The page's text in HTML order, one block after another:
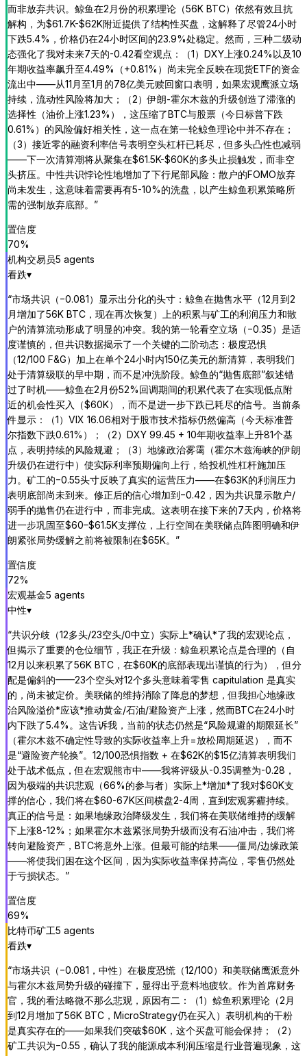
而非放弃共识。鲸鱼在2月份的积累理论（56K BTC）依然有效且抗
解构，为$61.7K-$62K附近提供了结构性买盘，这解释了尽管24小时
下跌5.4%，价格仍在24小时区间的23.9%处稳定。然而，三种二级动
态强化了我对未来7天的-0.42看空观点：（1）DXY上涨0.24%以及10
年期收益率飙升至4.49%（+0.81%）尚未完全反映在现货ETF的资金
流出中——从11月至1月的78亿美元赎回窗口表明，如果宏观鹰派立场
持续，流动性风险将加大；（2）伊朗-霍尔木兹的升级创造了滞涨的
选择性（油价上涨1.23%），这压缩了BTC与股票（今日标普下跌
0.61%）的风险偏好相关性，这一点在第一轮鲸鱼理论中并不存在；
（3）接近零的融资利率信号表明空头杠杆已耗尽，但多头凸性也减弱
——下一次清算潮将从聚集在$61.5K-$60K的多头止损触发，而非空
头挤压。中性共识悖论性地增加了下行尾部风险：散户的FOMO放弃
尚未发生，这意味着需要再有5-10%的洗盘，以产生鲸鱼积累策略所
需的强制放弃底部。 ”
置信度
70%
机构交易员5 agents
看跌▾
“市场共识（−0.081）显示出分化的头寸：鲸鱼在抛售水平（12月到2
月增加了56K BTC，现在再次恢复）上的积累与矿工的利润压力和散
户的清算流动形成了明显的冲突。我的第一轮看空立场（−0.35）是适
度谨慎的，但共识数据揭示了一个关键的二阶动态：极度恐惧
（12/100 F&G）加上在单个24小时内150亿美元的新清算，表明我们
处于清算级联的早中期，而不是冲洗阶段。鲸鱼的“抛售底部”叙述错
过了时机——鲸鱼在2月份52%回调期间的积累代表了在实现低点附
近的机会性买入（$60K），而不是进一步下跌已耗尽的信号。当前条
件显示：（1）VIX 16.06相对于股市技术指标仍然偏高（今天标准普
尔指数下跌0.61%）；（2）DXY 99.45 + 10年期收益率上升81个基
点，表明持续的风险规避；（3）地缘政治雾霭（霍尔木兹海峡的伊朗
升级仍在进行中）使实际利率预期偏向上行，给投机性杠杆施加压
力。矿工的−0.55头寸反映了真实的运营压力——在$63K的利润压力
表明底部尚未到来。修正后的信心增加到−0.42，因为共识显示散户/
弱手的抛售仍在进行中，而非完成。这表明在接下来的7天内，价格将
进一步巩固至$60–$61.5K支撑位，上行空间在美联储点阵图明确和伊
朗紧张局势缓解之前将被限制在$65K。 ”
置信度
72%
宏观基金5 agents
中性▾
“共识分歧（12多头/23空头/0中立）实际上*确认*了我的宏观论点，
但揭示了重要的仓位细节，我正在升级：鲸鱼积累论点是合理的（自
12月以来积累了56K BTC，在$60K的底部表现出谨慎的行为），但分
配是偏斜的——23个空头对12个多头意味着零售 capitulation 是真实
的，尚未被定价。美联储的维持消除了降息的梦想，但我担心地缘政
治风险溢价*应该*推动黄金/石油/避险资产上涨，然而BTC在24小时
内下跌了5.4%。这告诉我，当前的状态仍然是“风险规避的期限延长”
（霍尔木兹不确定性导致的实际收益率上升=放松周期延迟），而不
是“避险资产轮换”。12/100恐惧指数 + 在$62K的$15亿清算表明我们
处于战术低点，但在宏观熊市中——我将评级从-0.35调整为-0.28，
因为极端的共识悲观（66%的参与者）实际上*增加*了我对$60K支
撑的信心，我们将在$60-67K区间横盘2-4周，直到宏观雾霾持续。
真正的信号是：如果地缘政治降级发生，我们将在美联储维持的缓解
下上涨8-12%；如果霍尔木兹紧张局势升级而没有石油冲击，我们将
转向避险资产，BTC将意外上涨。但最可能的结果——僵局/边缘政策
——将使我们困在这个区间，因为实际收益率保持高位，零售仍然处
于亏损状态。 ”
置信度
69%
比特币矿工5 agents
看跌▾
“市场共识（−0.081，中性）在极度恐慌（12/100）和美联储鹰派意外
与霍尔木兹局势升级的碰撞下，显得出乎意料地疲软。作为首席财务
官，我的看法略微不那么悲观，原因有二：（1）鲸鱼积累理论（2月
到12月增加了56K BTC，MicroStrategy仍在买入）表明机构的干粉
是真实存在的——如果我们突破$60K，这个买盘可能会保持；（2）
矿工共识为−0.55，确认了我的能源成本利润压缩是行业普遍现象，这